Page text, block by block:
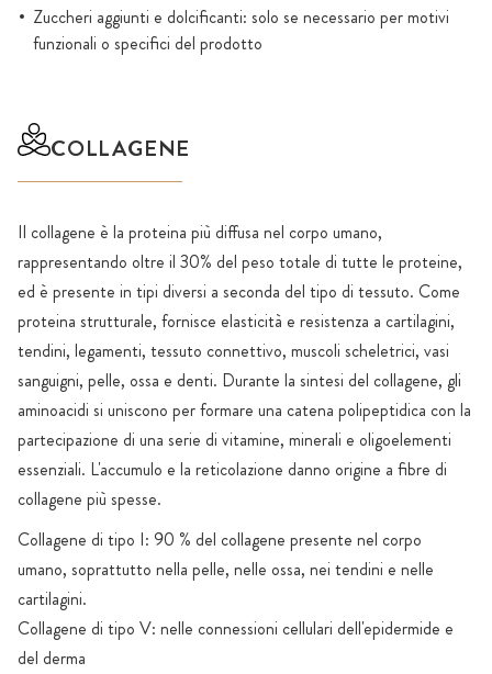
Zuccheri aggiunti e dolcificanti: solo se necessario per motivi
funzionali o specifici del prodotto
COLLAGENE
Il collagene è la proteina più diffusa nel corpo umano,
rappresentando oltre il 30% del peso totale di tutte le proteine,
ed è presente in tipi diversi a seconda del tipo di tessuto. Come
proteina strutturale, fornisce elasticità e resistenza a cartilagini,
tendini, legamenti, tessuto connettivo, muscoli scheletrici, vasi
sanguigni, pelle, ossa e denti. Durante la sintesi del collagene, gli
aminoacidi si uniscono per formare una catena polipeptidica con la
partecipazione di una serie di vitamine, minerali e oligoelementi
essenziali. L'accumulo e la reticolazione danno origine a fibre di
collagene più spesse.
Collagene di tipo I: 90 % del collagene presente nel corpo
umano, soprattutto nella pelle, nelle ossa, nei tendini e nelle
cartilagini.
Collagene di tipo V: nelle connessioni cellulari dell'epidermide e
del derma